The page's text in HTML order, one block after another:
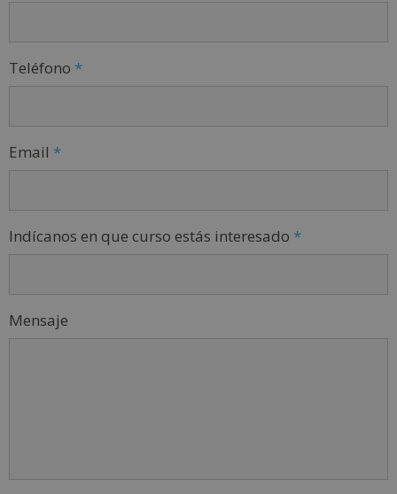
Teléfono *
Email *
Indícanos en que curso estás interesado *
Mensaje